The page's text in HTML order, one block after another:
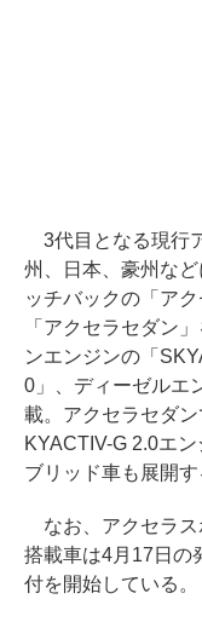
3代目となる現行
州、日本、豪州な
ッチバックの「ア
「アクセラセダン
ンエンジンの「
0」、ディーゼルエ
載。アクセラセダ
KYACTIV-G 2.0エ
ブリッド車も展開す
なお、アクセラス
搭載車は4月17日の
付を開始している。